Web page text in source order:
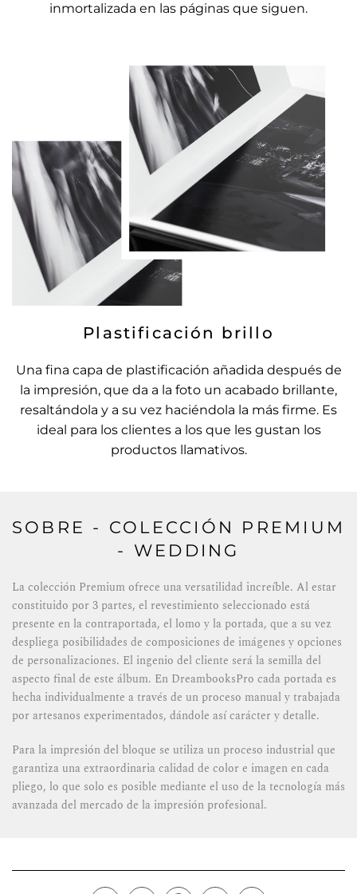
inmortalizada en las páginas que siguen.
Plastificación brillo
Una fina capa de plastificación añadida después de
la impresión, que da a la foto un acabado brillante,
resaltándola y a su vez haciéndola la más firme. Es
ideal para los clientes a los que les gustan los
productos llamativos.
SOBRE - COLECCIÓN PREMIUM
- WEDDING
La colección Premium ofrece una versatilidad increíble. Al estar
constituido por 3 partes, el revestimiento seleccionado está
presente en la contraportada, el lomo y la portada, que a su vez
despliega posibilidades de composiciones de imágenes y opciones
de personalizaciones. El ingenio del cliente será la semilla del
aspecto final de este álbum. En DreambooksPro cada portada es
hecha individualmente a través de un proceso manual y trabajada
por artesanos experimentados, dándole así carácter y detalle.
Para la impresión del bloque se utiliza un proceso industrial que
garantiza una extraordinaria calidad de color e imagen en cada
pliego, lo que solo es posible mediante el uso de la tecnología más
avanzada del mercado de la impresión profesional.